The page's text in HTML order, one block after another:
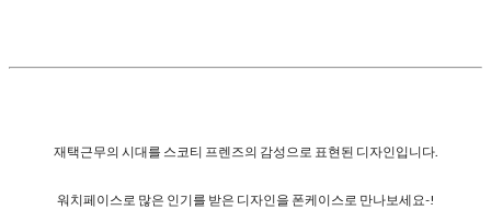
재택근무의 시대를 스코티 프렌즈의 감성으로 표현된 디자인입니다.
워치페이스로 많은 인기를 받은 디자인을 폰케이스로 만나보세요-!